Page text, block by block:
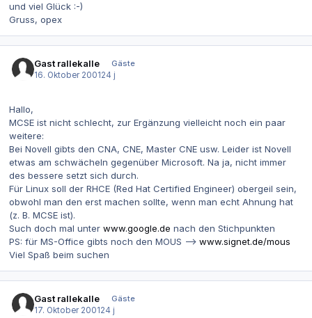
und viel Glück :-)
Gruss, opex
Gast rallekalle
Gäste
16. Oktober 200124 j
Hallo,
MCSE ist nicht schlecht, zur Ergänzung vielleicht noch ein paar
weitere:
Bei Novell gibts den CNA, CNE, Master CNE usw. Leider ist Novell
etwas am schwächeln gegenüber Microsoft. Na ja, nicht immer
des bessere setzt sich durch.
Für Linux soll der RHCE (Red Hat Certified Engineer) obergeil sein,
obwohl man den erst machen sollte, wenn man echt Ahnung hat
(z. B. MCSE ist).
Such doch mal unter www.google.de nach den Stichpunkten
PS: für MS-Office gibts noch den MOUS --> www.signet.de/mous
Viel Spaß beim suchen
Gast rallekalle
Gäste
17. Oktober 200124 j